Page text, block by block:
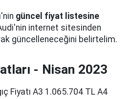
güncel fiyat listesine
internet sitesinden
güncelleneceğini belirtelim.
- Nisan 2023
Fiyatı A3 1.065.704 TL A4